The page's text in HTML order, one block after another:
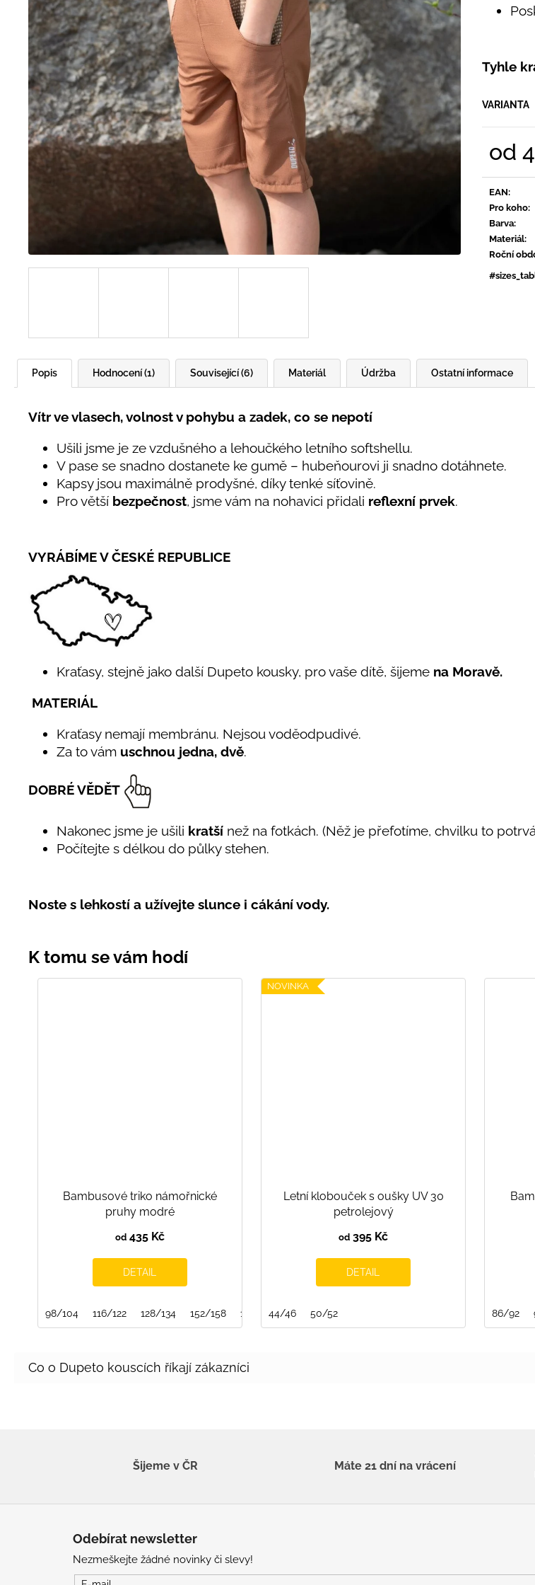
Tyhle
VARIANTA
od
EAN:
Pro koho:
Barva:
Materiál:
Roční
Popis Hodnocení (1) Související (6) Ostatní informace
Materiál Údržba
Vítr ve vlasech, volnost v pohybu a zadek, co se nepotí
Ušili jsme je ze vzdušného a lehoučkého letního softshellu.
V pase se snadno dostanete ke gumě – hubeňourovi ji snadno dotáhnete.
Kapsy jsou maximálně prodyšné, díky tenké síťovině.
Pro větší bezpečnost, jsme vám na nohavici přidali reflexní prvek.
VYRÁBÍME V ČESKÉ REPUBLICE
Kraťasy, stejně jako další Dupeto kousky, pro vaše dítě, šijeme na Moravě.
MATERIÁL
Kraťasy nemají membránu. Nejsou voděodpudivé.
Za to vám uschnou jedna, dvě.
DOBRÉ VĚDĚT
Nakonec jsme je ušili kratší než na fotkách. (Něž je přefotíme, chvilku to
Počítejte s délkou do půlky stehen.
Noste s lehkostí a užívejte slunce i cákání vody.
Bambusové triko námořnické
pruhy modré
od 435 Kč
DETAIL
98/104 116/122 128/134 152/158 158/164
NOVINKA
Letní klobouček s oušky UV 30
petrolejový
od 395 Kč
DETAIL
44/46 50/52 86/92
395 Kč
395 Kč
Šijeme v ČR Máte 21 dní na vrácení
Odebírat newsletter
Nezmeškejte žádné novinky či slevy!